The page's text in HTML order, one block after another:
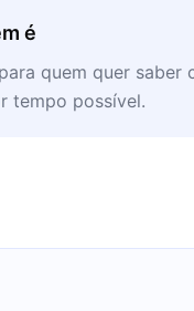
é
quem quer
tempo possível.